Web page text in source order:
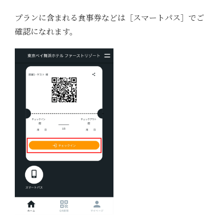
プランに含まれる食事券などは［スマートパス］でご
確認になれます。